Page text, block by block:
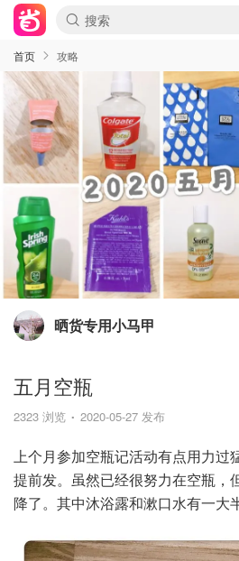
首页 攻略
晒货专用小马甲
五月空瓶
2323 浏览 2020-05-27 发布
上个月参加空瓶记活动有点用力过
提前发。虽然已经很努力在空瓶，
降了。其中沐浴露和漱口水有一大